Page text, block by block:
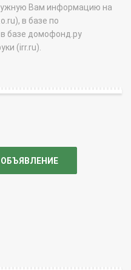
Вам информацию на
в базе по
базе домофонд.ру
(irr.ru).